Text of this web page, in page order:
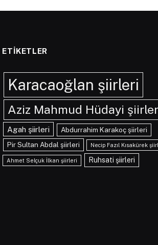
ETIKETLER
Karacaoğlan şiirleri
Aziz Mahmud Hüdayi
Agah şiirleri
Abdurrahim Karakoç şiirleri
Pir Sultan Abdal şiirleri
Necip Fazıl Kısakürek
Ahmet Selçuk İlkan şiirleri Ruhsati şiirleri